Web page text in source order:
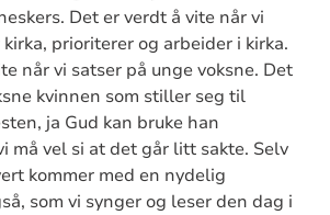
Det er verdt å vite når vi
prioriterer og arbeider i kirka.
når vi satser på unge voksne. Det
kvinnen som stiller seg til
ja Gud kan bruke han
må vel si at det går litt sakte. Selv
kommer med en nydelig
som vi synger og leser den dag i